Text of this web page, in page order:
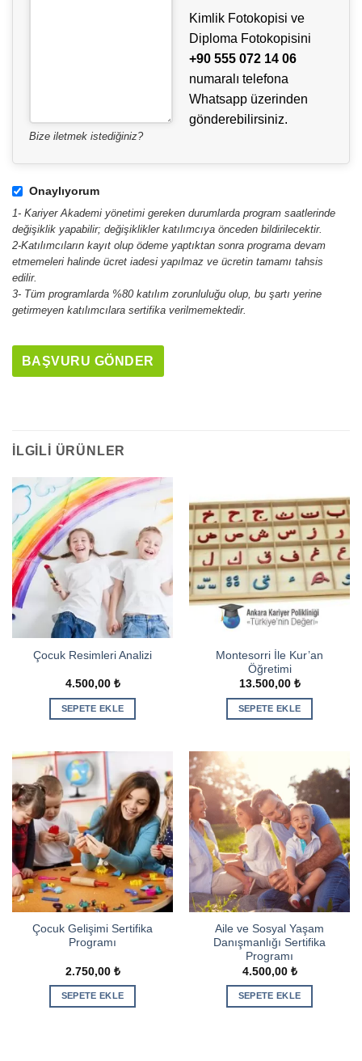
Bize iletmek istediğiniz?
Kimlik Fotokopisi ve
Diploma Fotokopisini
+90 555 072 14 06
numaralı telefona
Whatsapp üzerinden
gönderebilirsiniz.
Onaylıyorum
1- Kariyer Akademi yönetimi gereken durumlarda program saatlerinde
değişiklik yapabilir; değişiklikler katılımcıya önceden bildirilecektir.
2-Katılımcıların kayıt olup ödeme yaptıktan sonra programa devam
etmemeleri halinde ücret iadesi yapılmaz ve ücretin tamamı tahsis
edilir.
3- Tüm programlarda %80 katılım zorunluluğu olup, bu şartı yerine
getirmeyen katılımcılara sertifika verilmemektedir.
BAŞVURU GÖNDER
be
blank
İLGILI ÜRÜNLER
Çocuk Resimleri Analizi
4.500,00 ₺
SEPETE EKLE
Montesorri İle Kur’an
Öğretimi
13.500,00 ₺
SEPETE EKLE
Çocuk Gelişimi Sertifika
Programı
2.750,00 ₺
SEPETE EKLE
Aile ve Sosyal Yaşam
Danışmanlığı Sertifika
Programı
4.500,00 ₺
SEPETE EKLE